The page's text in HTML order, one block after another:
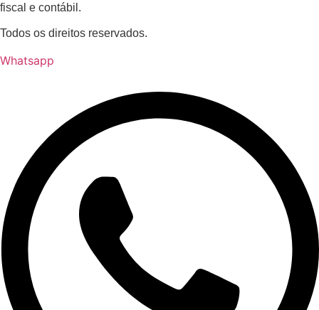
fiscal e contábil.
Todos os direitos reservados.
Whatsapp